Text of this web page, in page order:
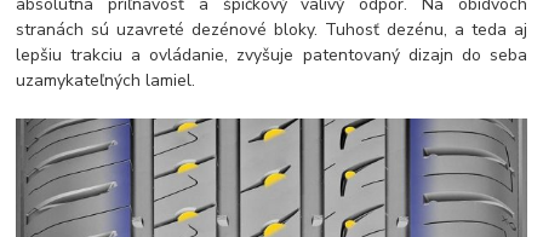
stranách sú uzavreté dezénové bloky. Tuhosť dezénu, a teda aj
lepšiu trakciu a ovládanie, zvyšuje patentovaný dizajn do seba
uzamykateľných lamiel.